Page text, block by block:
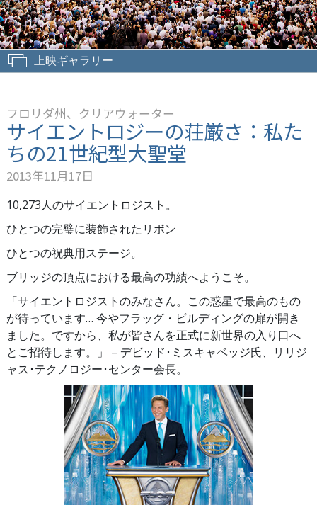
上映ギャラリー
フロリダ州、クリアウォーター
サイエントロジーの荘厳さ：私た
ちの21世紀型大聖堂
2013年11月17日
10,273人のサイエントロジスト。
ひとつの完璧に装飾されたリボン
ひとつの祝典用ステージ。
ブリッジの頂点における最高の功績へようこそ。
「サイエントロジストのみなさん。この惑星で最高のもの
が待っています… 今やフラッグ・ビルディングの扉が開き
ました。ですから、私が皆さんを正式に新世界の入り口へ
とご招待します。」 – デビッド･ミスキャベッジ氏、リリジ
ャス･テクノロジー･センター会長。